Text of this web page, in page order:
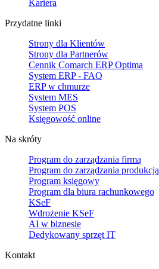
Kariera
Przydatne linki
Strony dla Klientów
Strony dla Partnerów
Cennik Comarch ERP Optima
System ERP - FAQ
ERP w chmurze
System MES
System POS
Księgowość online
Na skróty
Program do zarządzania firmą
Program do zarządzania produkcją
Program księgowy
Program dla biura rachunkowego
KSeF
Wdrożenie KSeF
AI w biznesie
Dedykowany sprzęt IT
Kontakt